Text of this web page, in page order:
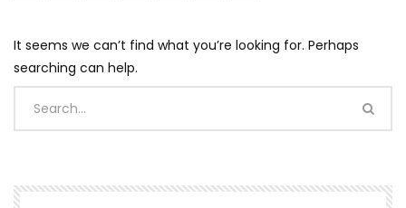
It seems we can’t find what you’re looking for. Perhaps
searching can help.